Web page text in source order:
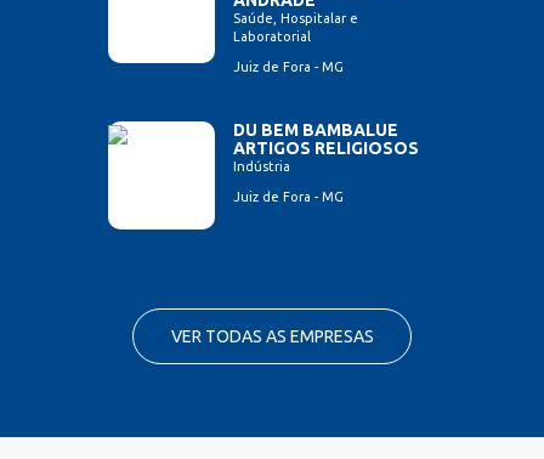
Saúde, Hospitalar e
Laboratorial
Juiz de Fora - MG
DU BEM BAMBALUE
ARTIGOS RELIGIOSOS
Indústria
Juiz de Fora - MG
VER TODAS AS EMPRESAS